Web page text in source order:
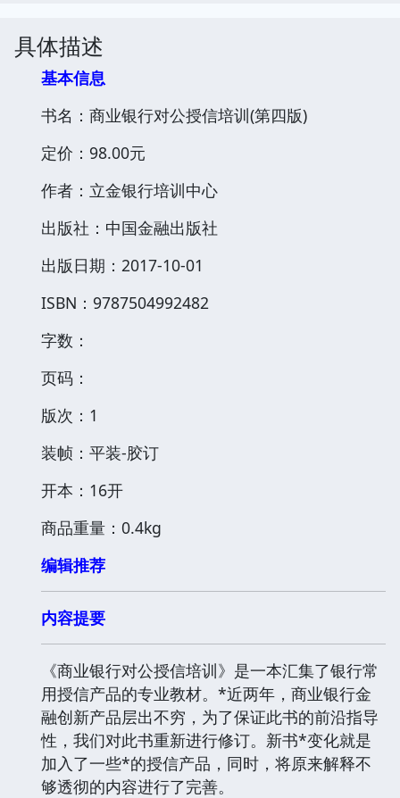
具体描述
基本信息
书名：商业银行对公授信培训(第四版)
定价：98.00元
作者：立金银行培训中心
出版社：中国金融出版社
出版日期：2017-10-01
ISBN：9787504992482
字数：
页码：
版次：1
装帧：平装-胶订
开本：16开
商品重量：0.4kg
编辑推荐
内容提要
《商业银行对公授信培训》是一本汇集了银行常
用授信产品的专业教材。*近两年，商业银行金
融创新产品层出不穷，为了保证此书的前沿指导
性，我们对此书重新进行修订。新书*变化就是
加入了一些*的授信产品，同时，将原来解释不
够透彻的内容进行了完善。